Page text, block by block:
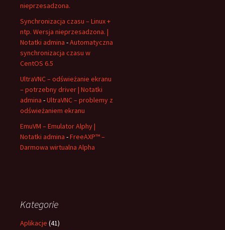
nieprzesadzona.
Synchronizacja czasu – Linux +
ntp. Wersja nieprzesadzona. |
Notatki admina -Automatyczna
synchronizacja czasu w
CentOS 6.5
UltraVNC – odświeżanie ekranu
– potrzebny driver | Notatki
admina -UltraVNC – problemy z
odświeżaniem ekranu
EmuVM – Emulator Alphy |
Notatki admina -FreeAXP™ –
Darmowa wirtualna Alpha
Kategorie
Aplikacje (41)